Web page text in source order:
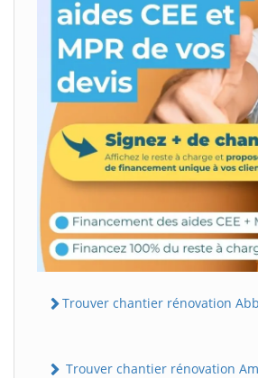
Trouver chantier rénovation
Trouver chantier rénovation